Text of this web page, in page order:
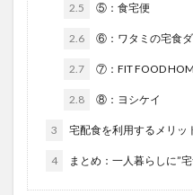
2.5 ⑤：食宅便
2.6 ⑥：ワタミの宅食ダ
2.7 ⑦：FIT FOOD
2.8 ⑧：ヨシケイ
3 宅配食を利用するメリッ
4 まとめ：一人暮らしに”